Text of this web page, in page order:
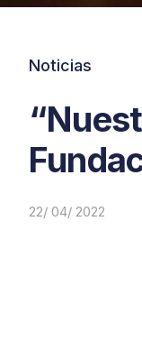
Noticias
22/ 04/ 2022